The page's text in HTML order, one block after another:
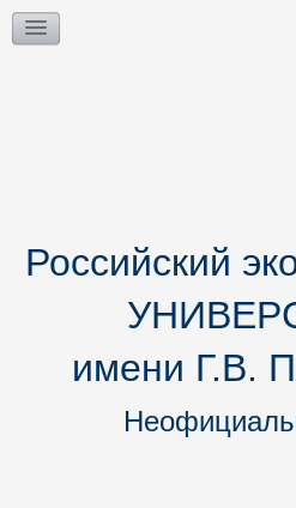
Российский
имени Г.В.